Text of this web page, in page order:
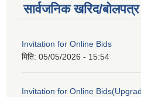
सार्वजनिक खरिद/
Invitation for Online Bids
मिति: 05/05/2026 - 15:54
Invitation for Online